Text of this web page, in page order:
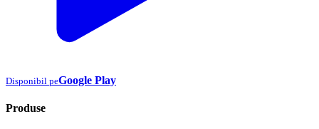
Disponibil peGoogle Play
Produse